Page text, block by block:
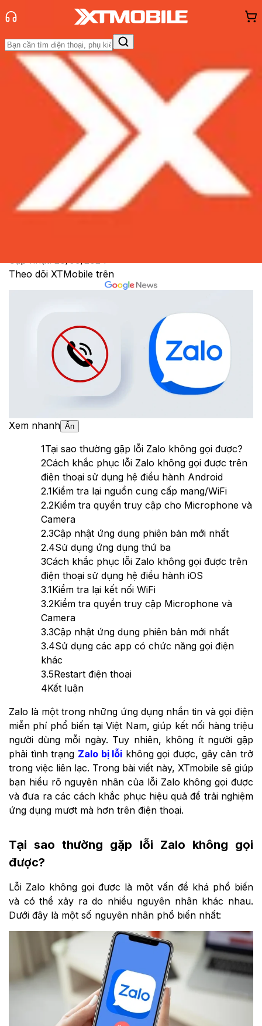
Trang chủ
Tin tức
Thủ thuật
Đánh Giá - Trên TaySo Sánh Tư vấnKhuyến
Hỏi đáp App - Game Thông báo
hàng - Sự kiện
Zalo bị lỗi không gọi được - Nguyên
nhân và cách khắc phục hiệu quả
Cập nhật:26/09/2024
Theo dõi XTMobile trên
Xem nhanh Ẩn
1Tại sao thường gặp lỗi Zalo không gọi được?
2Cách khắc phục lỗi Zalo không gọi được trên
điện thoại sử dụng hệ điều hành Android
2.1Kiểm tra lại nguồn cung cấp mạng/WiFi
2.2Kiểm tra quyền truy cập cho Microphone và
Camera
2.3Cập nhật ứng dụng phiên bản mới nhất
2.4Sử dụng ứng dụng thứ ba
3Cách khắc phục lỗi Zalo không gọi được trên
điện thoại sử dụng hệ điều hành iOS
3.1Kiểm tra lại kết nối WiFi
3.2Kiểm tra quyền truy cập Microphone và
Camera
3.3Cập nhật ứng dụng phiên bản mới nhất
3.4Sử dụng các app có chức năng gọi điện
khác
3.5Restart điện thoại
4Kết luận
Zalo là một trong những ứng dụng nhắn tin và gọi điện
miễn phí phổ biến tại Việt Nam, giúp kết nối hàng triệu
người dùng mỗi ngày. Tuy nhiên, không ít người gặp
phải tình trạng Zalo bị lỗi không gọi được, gây cản trở
trong việc liên lạc. Trong bài viết này, XTmobile sẽ giúp
bạn hiểu rõ nguyên nhân của lỗi Zalo không gọi được
và đưa ra các cách khắc phục hiệu quả để trải nghiệm
ứng dụng mượt mà hơn trên điện thoại.
Tại sao thường gặp lỗi Zalo không gọi
được?
Lỗi Zalo không gọi được là một vấn đề khá phổ biến
và có thể xảy ra do nhiều nguyên nhân khác nhau.
Dưới đây là một số nguyên nhân phổ biến nhất: